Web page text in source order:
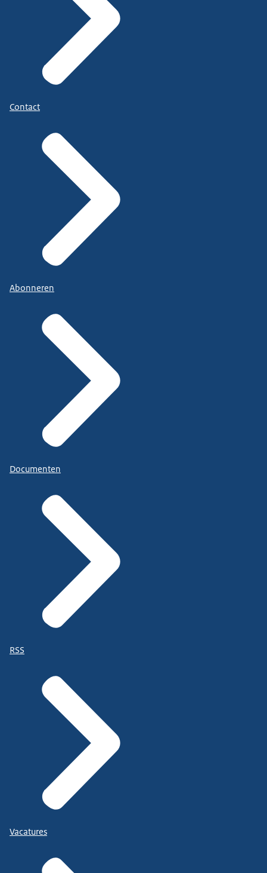
Contact
Abonneren
Documenten
RSS
Vacatures